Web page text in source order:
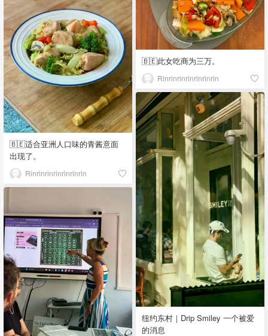
🇧🇪此女吃商为三万。
Rinrinrinrinrinrinrin
🇧🇪适合亚洲人口味的青酱意面
出现了。
Rinrinrinrinrinrinrin
纽约东村｜Drip Smiley 一个被爱
的消息